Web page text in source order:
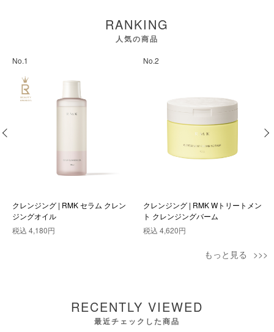
RANKING
人気の商品
No.1
クレンジング | RMK セラム クレン
ジングオイル
税込 4,180円
No.2
クレンジング | RMK Wトリートメン
ト クレンジングバーム
税込 4,620円
もっと見る
RECENTLY VIEWED
最近チェックした商品